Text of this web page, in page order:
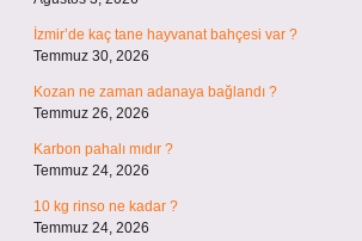
İzmir’de kaç tane hayvanat bahçesi var ?
Temmuz 30, 2026
Kozan ne zaman adanaya bağlandı ?
Temmuz 26, 2026
Karbon pahalı mıdır ?
Temmuz 24, 2026
10 kg rinso ne kadar ?
Temmuz 24, 2026